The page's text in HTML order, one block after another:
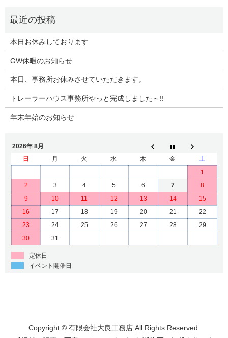
本日お休みしております
GW休暇のお知らせ
本日、事務所お休みさせていただきます。
トレーラーハウス事務所やっと完成しました～!!
年末年始のお知らせ
2026年 8月
日
月 火 水 木 金
土
1
2
3 4 5 6 7
8
9
10 11 12 13 14
15
16
17 18 19 20 21
22
23
24 25 26 27 28
29
30
31
定休日
イベント開催日
Copyright © 有限会社大良工務店 All Rights Reserved.